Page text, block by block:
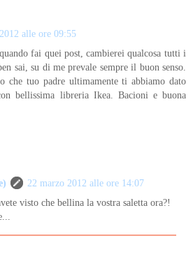
alle ore 09:55
fai quei post, cambierei qualcosa tutti i
sai, su di me prevale sempre il buon senso.
che tuo padre ultimamente ti abbiamo dato
bellissima libreria Ikea. Bacioni e buona
22 marzo 2012 alle ore 14:07
visto che bellina la vostra saletta ora?!